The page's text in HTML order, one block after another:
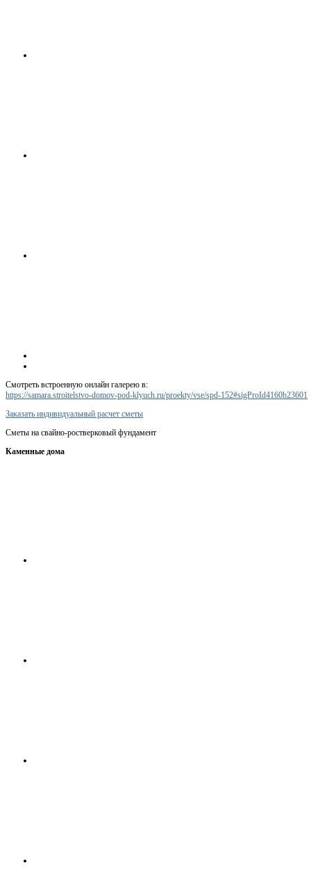
Смотреть встроенную онлайн галерею в:
https://samara.stroitelstvo-domov-pod-klyuch.ru/proekty/vse/spd-152#sigProId4160b23601
Заказать индивидуальный расчет сметы
Сметы на свайно-ростверковый фундамент
Каменные дома